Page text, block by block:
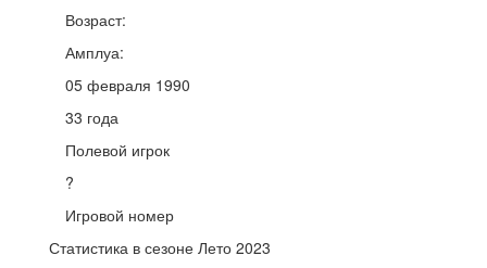
Возраст:
Амплуа:
05 февраля 1990
33 года
Полевой игрок
?
Игровой номер
Статистика в сезоне Лето 2023